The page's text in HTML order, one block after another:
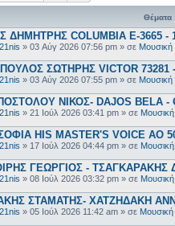
Θέματα
ΔΗΜΗΤΡΗΣ COLUMBIA E-3665 -
» 03 Αύγ 2026 07:56 pm » σε Μουσική
ΣΩΤΗΡΗΣ VICTOR 73281
» 03 Αύγ 2026 07:55 pm » σε Μουσική
ΝΙΚΟΣ- DAJOS BELA -
» 21 Ιούλ 2026 03:41 pm » σε
HIS MASTER'S VOICE AO
» 17 Ιούλ 2026 04:44 pm » σε
ΓΕΩΡΓΙΟΣ - ΤΣΑΓΚΑΡΑΚΗΣ
» 08 Ιούλ 2026 03:32 pm » σε
ΣΤΑΜΑΤΗΣ- ΧΑΤΖΗΔΑΚΗ ΑΝΝΑ
» 05 Ιούλ 2026 11:42 am » σε Μουσική